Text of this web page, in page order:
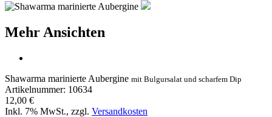
Mehr Ansichten
Shawarma marinierte Aubergine mit Bulgursalat und scharfem Dip
Artikelnummer: 10634
12,00 €
Inkl. 7% MwSt., zzgl. Versandkosten